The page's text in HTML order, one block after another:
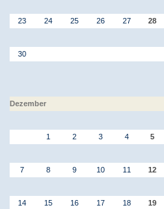
23 24 25 26 27 28
30
Dezember
1 2 3 4 5
7 8 9 10 11 12
14 15 16 17 18 19